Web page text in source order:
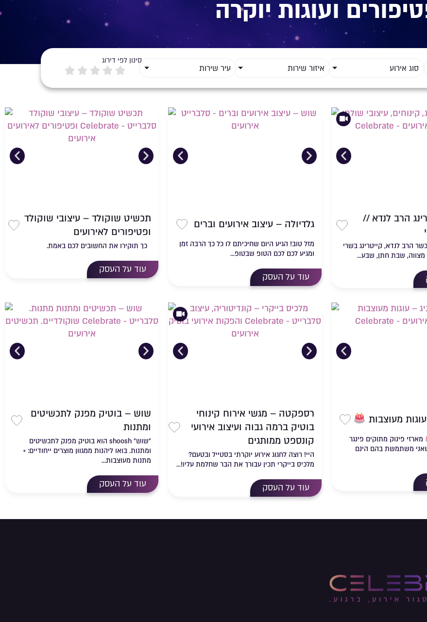
ועוגות יוקרה
סוג אירוע איזור שירות עיר שירות
סינון לפי דירוג
הרב לנדא //
שמירה ברשימת מועדפיםהרב לנדא, קייטרינג בשרי
מצווה, שבת חתן, שבע...
גלדיולה – עיצוב אירועים וברים
שמירה ברשימת מועדפיםמזל טוב! הגיע היום שחיכיתם לו כל כך הרבה זמן
ומגיע לכם לכם הטופ שבטופ...
עוד על העסק
תכשיט שוקולד – עיצובי שוקולד
ופטיפורים לאירועים
כך תוקירו את החשובים לכם באמת.
עוד על העסק
מעוצבות
שמירה ברשימת מועדפיםמארזי פינוק מתוקים פינגר
משתמשת בהם הינם
רספקטה – מגשי אירוח קינוחי
בוטיק ברמה גבוה ועיצוב אירועי
קונספט ממותגים
שמירה ברשימת מועדפים
היי! רוצה לחגוג אירוע יוקרתי בסטייל ובטעם?
מלכיס בייקרי תכין עבורך את הבר שחלמת עליו!...
עוד על העסק
שוש – בוטיק מפנק לתכשיטים
ומתנות
״שוש״ shoosh הוא בוטיק מפנק לתכשיטים
ומתנות. בואו ליהנות ממגוון מוצרים ייחודיים: +
מתנות מעוצבות...
עוד על העסק